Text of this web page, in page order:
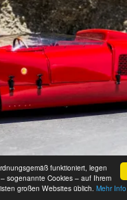
funktioniert, legen
sogenannte Cookies – auf Ihrem
großen Websites üblich. Mehr Info